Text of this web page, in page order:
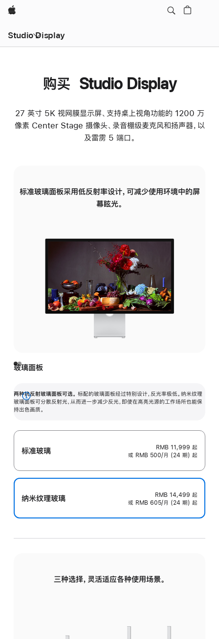
Apple
Studio Display
购买 Studio Display
27 英寸 5K 视网膜显示屏、支持桌上视角功能的 1200 万
像素 Center Stage 摄像头、录音棚级麦克风和扬声器，以
及雷雳 5 端口。
标准玻璃面板采用低反射率设计，可减少使用环境中的屏
幕眩光。
玻璃面板
两种抗反射玻璃面板可选。 标配的玻璃面板经过特别设计，反光率极低。纳米纹理
玻璃面板可分散反射光，从而进一步减少反光，即使在高亮光源的工作场所也能保
持出色画质。
展
开
标准玻璃 RMB 11,999 起
或 RMB 500/月 (24 期) 起
纳米纹理玻璃 RMB 14,499 起
或 RMB 605/月 (24 期) 起
三种选择，灵活适应各种使用场景。